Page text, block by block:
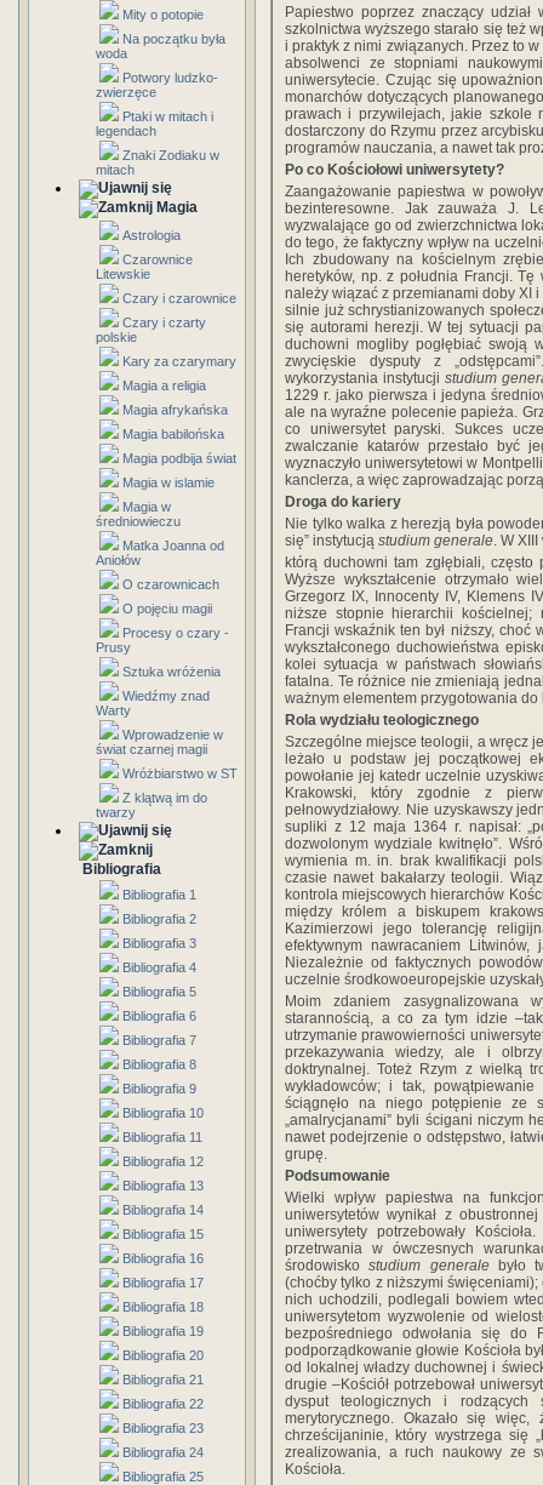
Mity o potopie
Na początku była
woda
Potwory ludzko-
zwierzęce
Ptaki w mitach i
legendach
Znaki Zodiaku w
mitach
Magia
Astrologia
Czarownice
Litewskie
Czary i czarownice
Czary i czarty
polskie
Kary za czarymary
Magia a religia
Magia afrykańska
Magia babilońska
Magia podbija świat
Magia w islamie
Magia w
średniowieczu
Matka Joanna od
Aniołów
O czarownicach
O pojęciu magii
Procesy o czary -
Prusy
Sztuka wróżenia
Wiedźmy znad
Warty
Wprowadzenie w
świat czarnej magii
Wróżbiarstwo w ST
Z klątwą im do
twarzy
Bibliografia
Bibliografia 1
Bibliografia 2
Bibliografia 3
Bibliografia 4
Bibliografia 5
Bibliografia 6
Bibliografia 7
Bibliografia 8
Bibliografia 9
Bibliografia 10
Bibliografia 11
Bibliografia 12
Bibliografia 13
Bibliografia 14
Bibliografia 15
Bibliografia 16
Bibliografia 17
Bibliografia 18
Bibliografia 19
Bibliografia 20
Bibliografia 21
Bibliografia 22
Bibliografia 23
Bibliografia 24
Bibliografia 25
Papiestwo poprzez znaczący
szkolnictwa wyższego starało się też
i praktyk z nimi związanych. Przez to
absolwenci ze stopniami
uniwersytecie. Czując się
monarchów dotyczących
prawach i przywilejach, jakie szkole
dostarczony do Rzymu przez
programów nauczania, a nawet tak
Po co Kościołowi uniwersytety?
Zaangażowanie papiestwa w
bezinteresowne. Jak zauważa J.
wyzwalające go od zwierzchnictwa
do tego, że faktyczny wpływ na
Ich zbudowany na kościelnym
heretyków, np. z południa Francji.
należy wiązać z przemianami doby XI
silnie już schrystianizowanych
się autorami herezji. W tej sytuacji
duchowni mogliby pogłębiać swoją
zwycięskie dysputy z
wykorzystania instytucjistudium
1229 r. jako pierwsza i jedyna
ale na wyraźne polecenie papieża.
co uniwersytet paryski. Sukces
zwalczanie katarów przestało być
wyznaczyło uniwersytetowi w
kanclerza, a więc zaprowadzając
Droga do kariery
Nie tylko walka z herezją była
się” instytucją studium generale. W
którą duchowni tam zgłębiali,
Wyższe wykształcenie otrzymało
Grzegorz IX, Innocenty IV, Klemens
niższe stopnie hierarchii kościelnej;
Francji wskaźnik ten był niższy,
wykształconego duchowieństwa
kolei sytuacja w państwach
fatalna. Te różnice nie zmieniają
ważnym elementem przygotowania
Rola wydziału teologicznego
Szczególne miejsce teologii, a wręcz
leżało u podstaw jej początkowej
powołanie jej katedr uczelnie
Krakowski, który zgodnie z
pełnowydziałowy. Nie uzyskawszy
supliki z 12 maja 1364 r. napisał:
dozwolonym wydziale kwitnęło”.
wymienia m. in. brak kwalifikacji
czasie nawet bakałarzy teologii.
kontrola miejscowych hierarchów
między królem a biskupem
Kazimierzowi jego tolerancję
efektywnym nawracaniem
Niezależnie od faktycznych
uczelnie środkowoeuropejskie
Moim zdaniem zasygnalizowana
starannością, a co za tym idzie
utrzymanie prawowierności
przekazywania wiedzy, ale i
doktrynalnej. Toteż Rzym z wielką
wykładowców; i tak,
ściągnęło na niego potępienie ze
„amalrycjanami” byli ścigani niczym
nawet podejrzenie o odstępstwo,
grupę.
Podsumowanie
Wielki wpływ papiestwa na
uniwersytetów wynikał z
uniwersytety potrzebowały
przetrwania w ówczesnych
środowiskostudium generalebyło
(choćby tylko z niższymi
nich uchodzili, podlegali bowiem
uniwersytetom wyzwolenie od
bezpośredniego odwołania się do
podporządkowanie głowie Kościoła
od lokalnej władzy duchownej i
drugie –Kościół potrzebował
dysput teologicznych i
merytorycznego. Okazało się
chrześcijaninie, który wystrzega się
zrealizowania, a ruch naukowy ze
Kościoła.